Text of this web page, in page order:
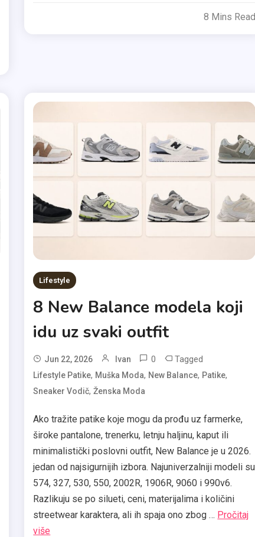
8 Mins Read
Lifestyle
8 New Balance modela koji
idu uz svaki outfit
Jun 22, 2026 Ivan 0 Tagged
Lifestyle Patike, Muška Moda, New Balance, Patike,
Sneaker Vodič,Ženska Moda
Ako tražite patike koje mogu da prođu uz farmerke,
široke pantalone, trenerku, letnju haljinu, kaput ili
minimalistički poslovni outfit, New Balance je u 2026.
jedan od najsigurnijih izbora. Najuniverzalniji modeli su
574, 327, 530, 550, 2002R, 1906R, 9060 i 990v6.
Razlikuju se po silueti, ceni, materijalima i količini
streetwear karaktera, ali ih spaja ono zbog … Pročitaj
više